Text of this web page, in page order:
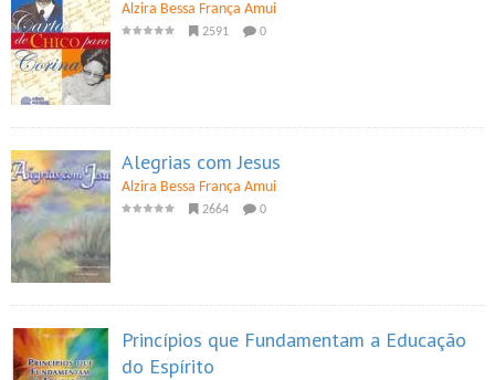
Alzira Bessa França Amui
2591 0
Alegrias com Jesus
Alzira Bessa França Amui
2664 0
Princípios que Fundamentam a Educação
do Espírito